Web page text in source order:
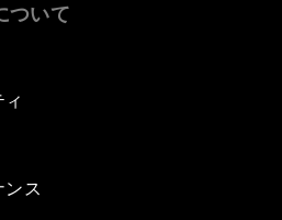
ついて
ンス